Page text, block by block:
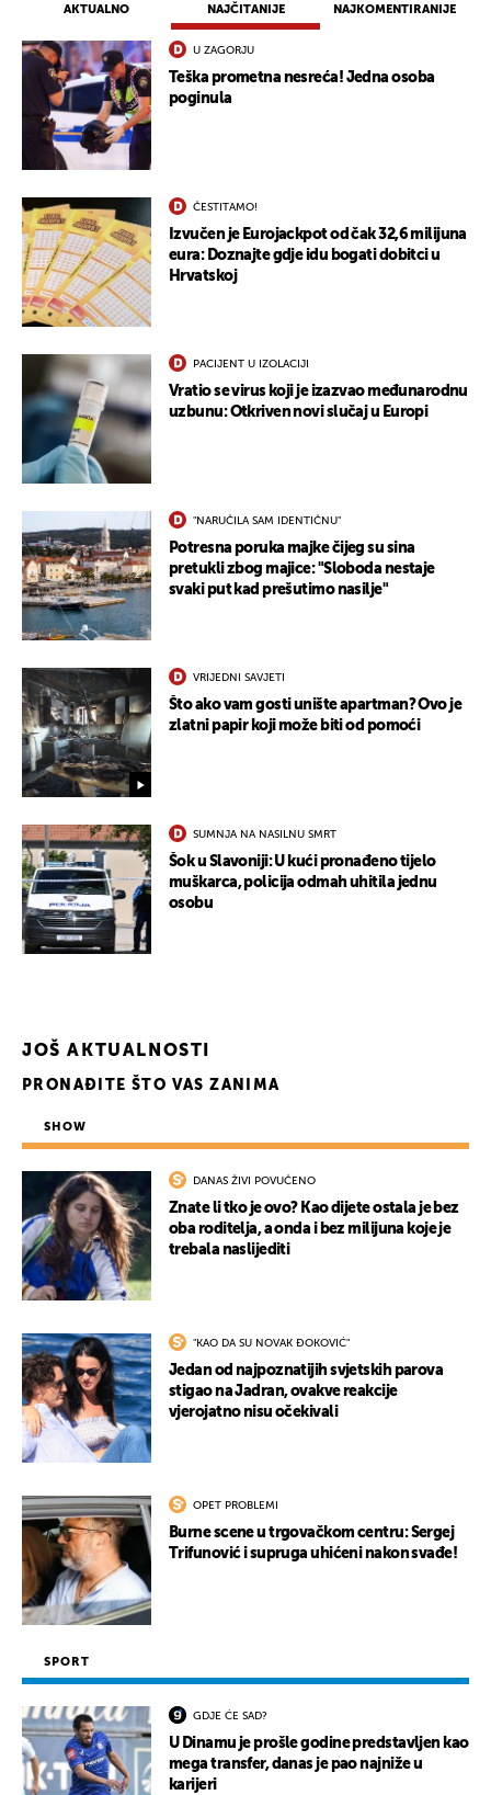
AKTUALNO NAJČITANIJE NAJKOMENTIRANIJE
U ZAGORJU
Teška prometna nesreća! Jedna osoba
poginula
ČESTITAMO!
Izvučen je Eurojackpot od čak 32,6 milijuna
eura: Doznajte gdje idu bogati dobitci u
Hrvatskoj
PACIJENT U IZOLACIJI
Vratio se virus koji je izazvao međunarodnu
uzbunu: Otkriven novi slučaj u Europi
"NARUČILA SAM IDENTIČNU"
Potresna poruka majke čijeg su sina
pretukli zbog majice: "Sloboda nestaje
svaki put kad prešutimo nasilje"
VRIJEDNI SAVJETI
Što ako vam gosti unište apartman? Ovo je
zlatni papir koji može biti od pomoći
SUMNJA NA NASILNU SMRT
Šok u Slavoniji: U kući pronađeno tijelo
muškarca, policija odmah uhitila jednu
osobu
JOŠ AKTUALNOSTI
PRONAĐITE ŠTO VAS ZANIMA
SHOW
DANAS ŽIVI POVUČENO
Znate li tko je ovo? Kao dijete ostala je bez
oba roditelja, a onda i bez milijuna koje je
trebala naslijediti
"KAO DA SU NOVAK ĐOKOVIĆ"
Jedan od najpoznatijih svjetskih parova
stigao na Jadran, ovakve reakcije
vjerojatno nisu očekivali
OPET PROBLEMI
Burne scene u trgovačkom centru: Sergej
Trifunović i supruga uhićeni nakon svađe!
SPORT
GDJE ĆE SAD?
U Dinamu je prošle godine predstavljen kao
mega transfer, danas je pao najniže u
karijeri
UKLJUČITE NOTIFIKACIJE